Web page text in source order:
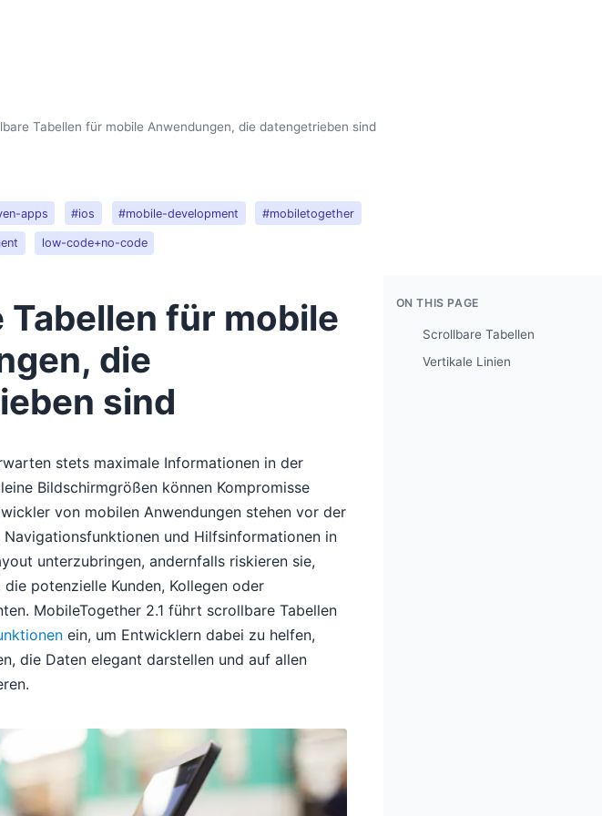
Tabellen für mobile Anwendungen, die datengetrieben sind
apps #ios #mobile-development #mobiletogether
low-code+no-code
Tabellen für mobile
die
sind
stets maximale Informationen in der
Bildschirmgrößen können Kompromisse
von mobilen Anwendungen stehen vor der
Navigationsfunktionen und Hilfsinformationen in
unterzubringen, andernfalls riskieren sie,
potenzielle Kunden, Kollegen oder
MobileTogether 2.1 führt scrollbare Tabellen
ein, um Entwicklern dabei zu helfen,
die Daten elegant darstellen und auf allen
ON THIS PAGE
Scrollbare Tabellen
Vertikale Linien